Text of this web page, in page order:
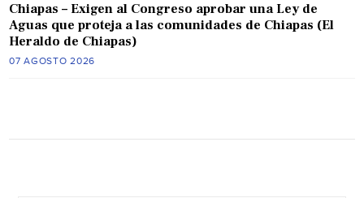
Chiapas – Exigen al Congreso aprobar una Ley de
Aguas que proteja a las comunidades de Chiapas (El
Heraldo de Chiapas)
07 AGOSTO 2026